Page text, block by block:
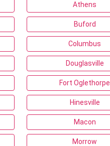
Athens
Buford
Columbus
Douglasville
Fort Oglethorpe
Hinesville
Macon
Morrow